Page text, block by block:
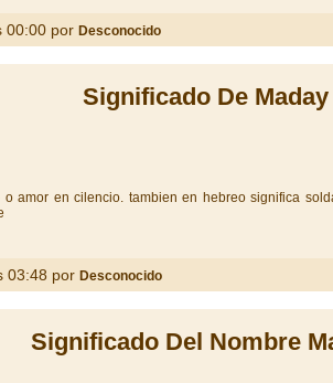
00:00 por Desconocido
Significado De Maday
o amor en cilencio. tambien en hebreo significa
03:48 por Desconocido
Significado Del Nombre